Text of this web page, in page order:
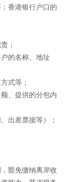
香港银行户口的
；
的名称、地址
式等；
、提供的分包内
出差票据等）；
豁免缴纳离岸收